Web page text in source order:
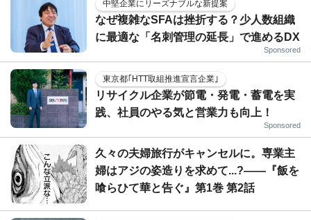
中堅企業にリーズナブルな新提案
なぜ複雑なSFAは挫折する？少人数組織
に最適な「名刺管理の延長」で進めるDX
Sponsored
東京都｢HTT取組推進宣言企業｣
リサイクル企業が節電・発電・蓄電を実
践、社員のやる気と営業力も向上！
Sponsored
久々の夫婦旅行がキャンセルに。専業主
婦はアジの姿造りを求めて...?――『飯を
喰らひて華と告ぐ』第1巻 第2話